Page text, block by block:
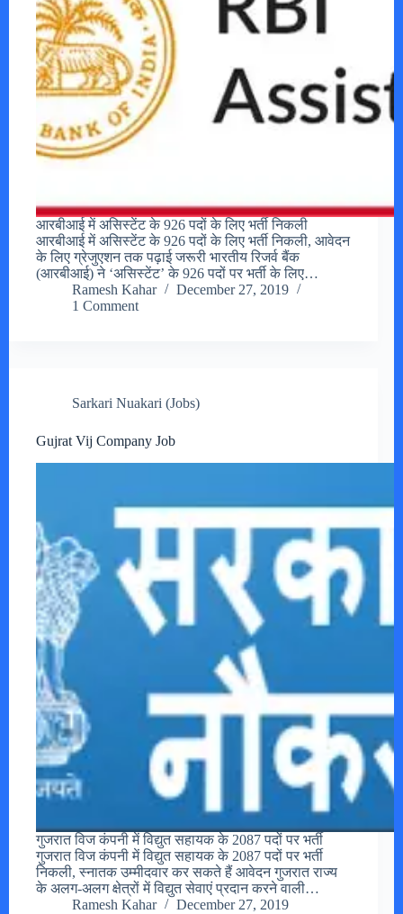
आरबीआई में असिस्टेंट के 926 पदों के लिए भर्ती निकली
आरबीआई में असिस्टेंट के 926 पदों के लिए भर्ती निकली, आवेदन
के लिए ग्रेजुएशन तक पढ़ाई जरूरी भारतीय रिजर्व बैंक
(आरबीआई) ने ‘असिस्टेंट’ के 926 पदों पर भर्ती के लिए…
Ramesh Kahar
December 27, 2019
1 Comment
Sarkari Nuakari (Jobs)
Gujrat Vij Company Job
गुजरात विज कंपनी में विद्युत सहायक के 2087 पदों पर भर्ती
गुजरात विज कंपनी में विद्युत सहायक के 2087 पदों पर भर्ती
निकली, स्नातक उम्मीदवार कर सकते हैं आवेदन गुजरात राज्य
के अलग-अलग क्षेत्रों में विद्युत सेवाएं प्रदान करने वाली…
Ramesh Kahar
December 27, 2019